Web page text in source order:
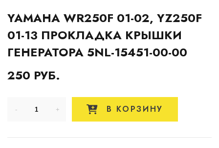
YAMAHA WR250F 01-02, YZ250F
01-13 ПРОКЛАДКА КРЫШКИ
ГЕНЕРАТОРА 5NL-15451-00-00
250 РУБ.
В КОРЗИНУ